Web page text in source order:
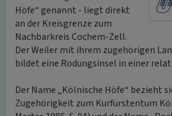
Höfe“ genannt - liegt direkt
an der Kreisgrenze zum
Nachbarkreis Cochem-Zell.
Der Weiler mit ihrem zugehörigen
bildet eine Rodungsinsel in einer
Der Name „Kölnische Höfe“ bezieht
Zugehörigkeit zum Kurfürstentum